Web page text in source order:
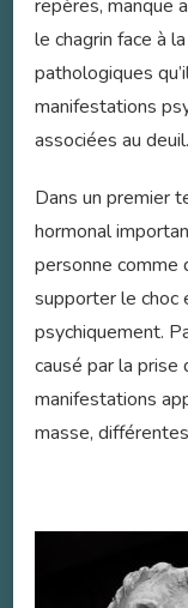
repères, manque
le chagrin face à
pathologiques
manifestations
associées au deuil.
Dans un premier
hormonal
personne comme
supporter le choc
psychiquement.
causé par la prise
manifestations
masse,